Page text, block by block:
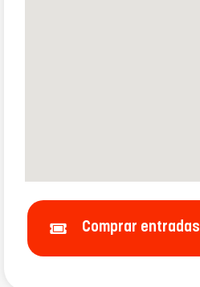
Comprar entradas